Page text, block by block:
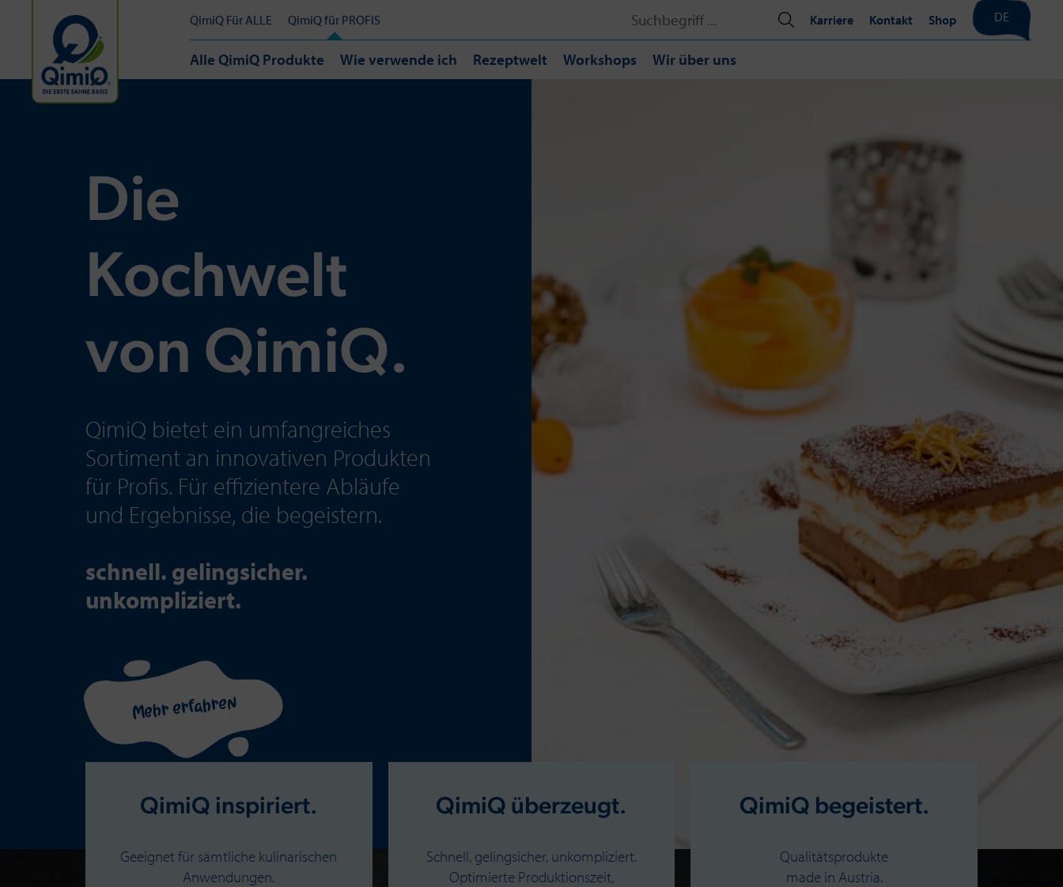
QimiQ Für ALLE QimiQ für PROFIS
Alle QimiQ Produkte Wie verwende ich Rezeptwelt Workshops Wir über uns
Search
for:
Karriere Kontakt Shop DE
Die
Kochwelt
von QimiQ.
QimiQ bietet ein umfangreiches
Sortiment an innovativen Produkten
für Profis. Für effizientere Abläufe
und Ergebnisse, die begeistern.
schnell. gelingsicher.
unkompliziert.
Mehr erfahren
QimiQ inspiriert.
Geeignet für sämtliche kulinarischen
Anwendungen.
QimiQ überzeugt.
Schnell, gelingsicher, unkompliziert.
Optimierte Produktionszeit,
QimiQ begeistert.
Qualitätsprodukte
made in Austria.